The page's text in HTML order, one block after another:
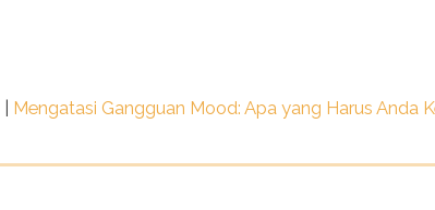
| Mengatasi Gangguan Mood: Apa yang Harus Anda